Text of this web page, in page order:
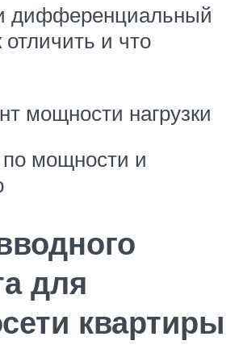
дифференциальный
отличить и что
мощности нагрузки
по мощности и
для
квартиры